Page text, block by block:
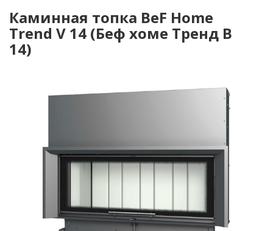
Каминная топка BeF Home
Trend V 14 (Беф хоме Тренд В
14)